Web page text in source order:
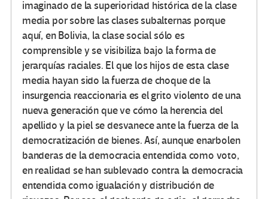
imaginado de la superioridad histórica de la clase
media por sobre las clases subalternas porque
aquí, en Bolivia, la clase social sólo es
comprensible y se visibiliza bajo la forma de
jerarquías raciales. El que los hijos de esta clase
media hayan sido la fuerza de choque de la
insurgencia reaccionaria es el grito violento de una
nueva generación que ve cómo la herencia del
apellido y la piel se desvanece ante la fuerza de la
democratización de bienes. Así, aunque enarbolen
banderas de la democracia entendida como voto,
en realidad se han sublevado contra la democracia
entendida como igualación y distribución de